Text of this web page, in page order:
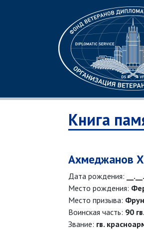
Книга
Ахмеджанов
Дата рождения:
Место рождения:
Место призыва:
Воинская часть: 90
Звание: гв.